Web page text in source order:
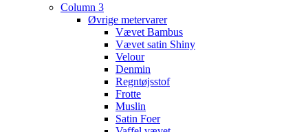
Column 3
Øvrige metervarer
Vævet Bambus
Vævet satin Shiny
Velour
Denmin
Regntøjsstof
Frotte
Muslin
Satin Foer